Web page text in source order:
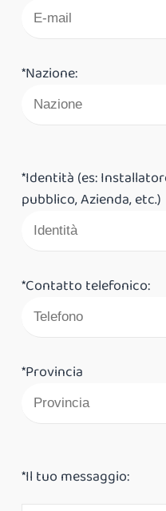
*Nazione:
*Identità (es:
pubblico, Azienda, etc.)
*Contatto telefonico:
*Provincia
*Il tuo messaggio: